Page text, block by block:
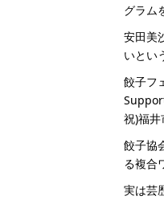
グラム
安田美
いとい
餃子フ
祝)福
餃子協
る複合
実は芸